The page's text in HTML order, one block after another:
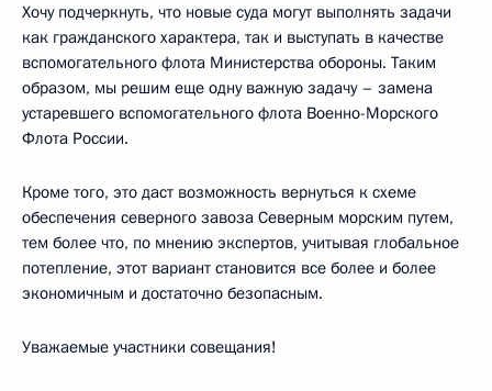
Хочу подчеркнуть, что новые суда могут выполнять задачи
как гражданского характера, так и выступать в качестве
вспомогательного флота Министерства обороны. Таким
образом, мы решим еще одну важную задачу – замена
устаревшего вспомогательного флота Военно-Морского
Флота России.
Кроме того, это даст возможность вернуться к схеме
обеспечения северного завоза Северным морским путем,
тем более что, по мнению экспертов, учитывая глобальное
потепление, этот вариант становится все более и более
экономичным и достаточно безопасным.
Уважаемые участники совещания!